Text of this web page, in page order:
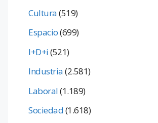
Cultura(519)
Espacio(699)
I+D+i(521)
Industria(2.581)
Laboral(1.189)
Sociedad(1.618)